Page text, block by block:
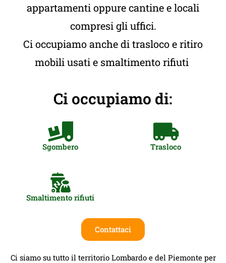
appartamenti oppure cantine e locali
compresi gli uffici.
Ci occupiamo anche di trasloco e ritiro
mobili usati e smaltimento rifiuti
Ci occupiamo di:
Sgombero Trasloco
Smaltimento rifiuti
Contattaci
Ci siamo su tutto il territorio Lombardo e del Piemonte per